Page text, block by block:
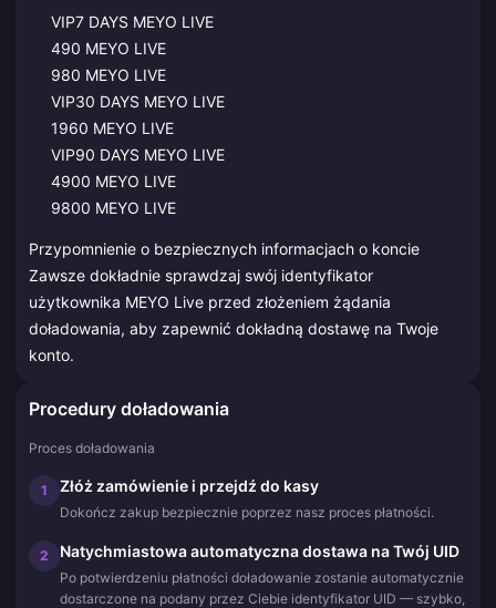
VIP7 DAYS MEYO LIVE
490 MEYO LIVE
980 MEYO LIVE
VIP30 DAYS MEYO LIVE
1960 MEYO LIVE
VIP90 DAYS MEYO LIVE
4900 MEYO LIVE
9800 MEYO LIVE
Przypomnienie o bezpiecznych informacjach o koncie
Zawsze dokładnie sprawdzaj swój identyfikator
użytkownika MEYO Live przed złożeniem żądania
doładowania, aby zapewnić dokładną dostawę na Twoje
konto.
Procedury doładowania
Proces doładowania
1 Złóż zamówienie i przejdź do kasy
Dokończ zakup bezpiecznie poprzez nasz proces płatności.
2 Natychmiastowa automatyczna dostawa na Twój UID
Po potwierdzeniu płatności doładowanie zostanie automatycznie
dostarczone na podany przez Ciebie identyfikator UID — szybko,